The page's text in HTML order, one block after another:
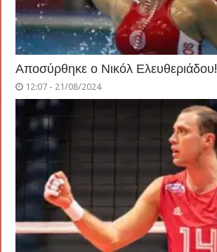
Αποσύρθηκε ο Νικόλ Ελευθεριάδου!
12:07 - 21/08/2024